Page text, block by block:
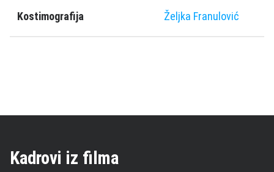
Kostimografija Željka Franulović
Kadrovi iz filma